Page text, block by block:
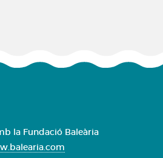
la Fundació Baleària